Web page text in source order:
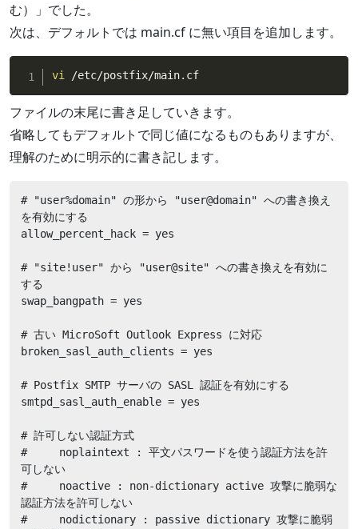
む）」でした。
次は、デフォルトでは main.cf に無い項目を追加します。
vi /etc/postfix/main.cf
ファイルの末尾に書き足していきます。
省略してもデフォルトで同じ値になるものもありますが、
理解のために明示的に書き記します。
# "user%domain" の形から "user@domain" への書き換え
を有効にする
allow_percent_hack = yes
# "site!user" から "user@site" への書き換えを有効に
する
swap_bangpath = yes
# 古い MicroSoft Outlook Express に対応
broken_sasl_auth_clients = yes
# Postfix SMTP サーバの SASL 認証を有効にする
smtpd_sasl_auth_enable = yes
# 許可しない認証方式
#     noplaintext : 平文パスワードを使う認証方法を許
可しない
#     noactive : non-dictionary active 攻撃に脆弱な
認証方法を許可しない
#     nodictionary : passive dictionary 攻撃に脆弱